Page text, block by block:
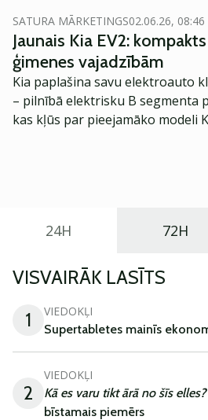
SATURA MĀRKETINGS02.06.26, 08:46
Jaunais Kia EV2:
ģimenes vajadzībām
Kia paplašina savu elektroauto
– pilnībā elektrisku B segmenta
kas kļūs par pieejamāko modeli
24H 72H
VISVAIRĀK LASĪTS
1
VIEDOKĻI
Supertabletes mainīs
2
VIEDOKĻI
Kā es varu tikt ārā no šīs elles?
bīstamais piemērs